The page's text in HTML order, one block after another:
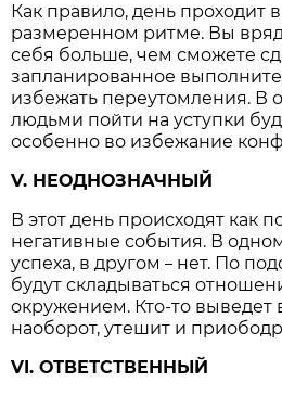
Как правило, день проходит
размеренном ритме. Вы
себя больше, чем сможете
запланированное
избежать переутомления. В
людьми пойти на уступки
особенно во избежание
V. НЕОДНОЗНАЧНЫЙ
В этот день происходят как
негативные события. В
успеха, в другом– нет. По
будут складываться
окружением. Кто-то выведет
наоборот, утешит и
VI. ОТВЕТСТВЕННЫЙ